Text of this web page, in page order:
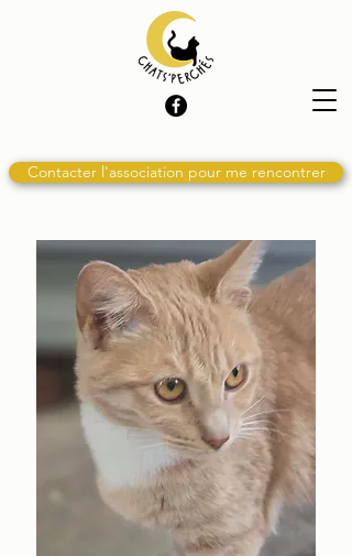
Contacter l'association pour me rencontrer